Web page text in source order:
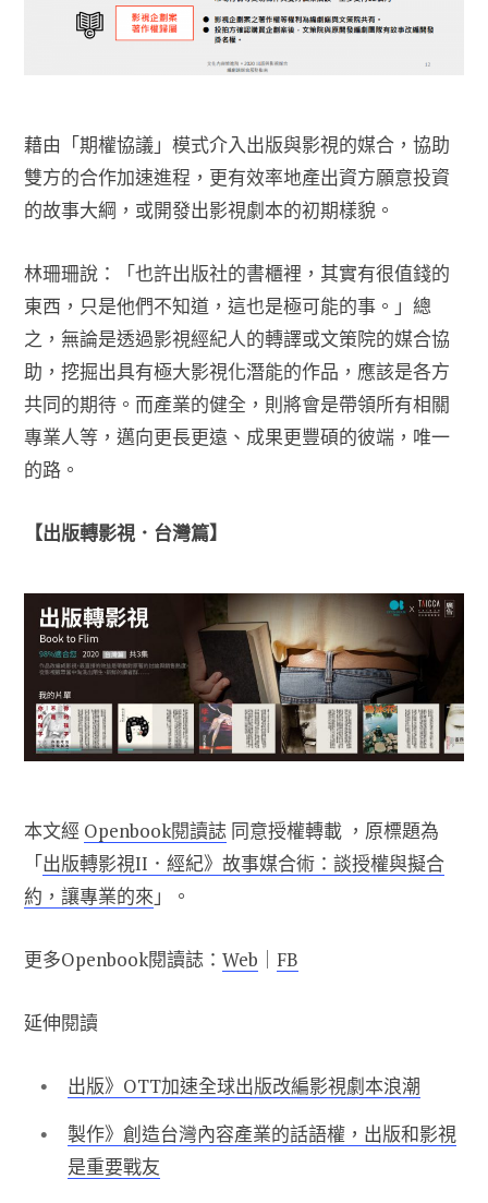
藉由「期權協議」模式介入出版與影視的媒合，協助
雙方的合作加速進程，更有效率地產出資方願意投資
的故事大綱，或開發出影視劇本的初期樣貌。
林珊珊說：「也許出版社的書櫃裡，其實有很值錢的
東西，只是他們不知道，這也是極可能的事。」總
之，無論是透過影視經紀人的轉譯或文策院的媒合協
助，挖掘出具有極大影視化潛能的作品，應該是各方
共同的期待。而產業的健全，則將會是帶領所有相關
專業人等，邁向更長更遠、成果更豐碩的彼端，唯一
的路。
【出版轉影視．台灣篇】
本文經 Openbook閱讀誌 同意授權轉載 ，原標題為
「出版轉影視II．經紀》故事媒合術：談授權與擬合
約，讓專業的來 」。
更多Openbook閱讀誌： Web FB
延伸閱讀
出版》OTT加速全球出版改編影視劇本浪潮
製作》創造台灣內容產業的話語權，出版和影視
是重要戰友